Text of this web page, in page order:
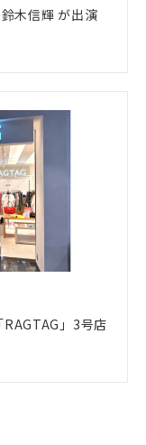
木信輝 が出演
」3号店